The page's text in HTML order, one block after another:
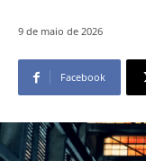
9 de maio de 2026
Facebook